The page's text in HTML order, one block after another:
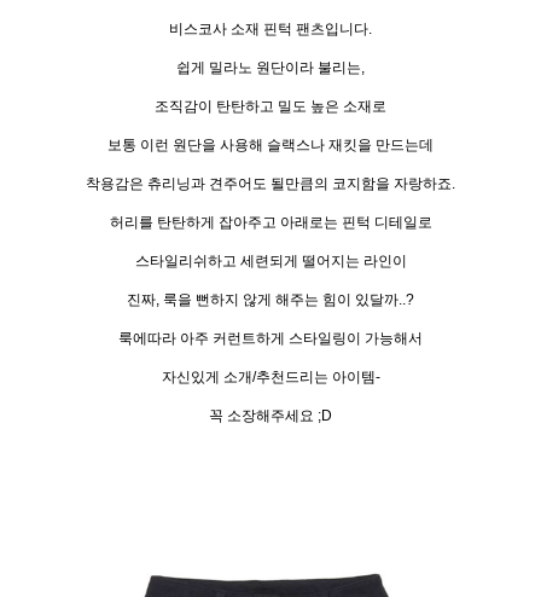
비스코사 소재 핀턱 팬츠입니다.
쉽게 밀라노 원단이라 불리는,
조직감이 탄탄하고 밀도 높은 소재로
보통 이런 원단을 사용해 슬랙스나 재킷을 만드는데
착용감은 츄리닝과 견주어도 될만큼의 코지함을 자랑하죠.
허리를 탄탄하게 잡아주고 아래로는 핀턱 디테일로
스타일리쉬하고 세련되게 떨어지는 라인이
진짜, 룩을 뻔하지 않게 해주는 힘이 있달까..?
룩에따라 아주 커런트하게 스타일링이 가능해서
자신있게 소개/추천드리는 아이템-
꼭 소장해주세요 ;D